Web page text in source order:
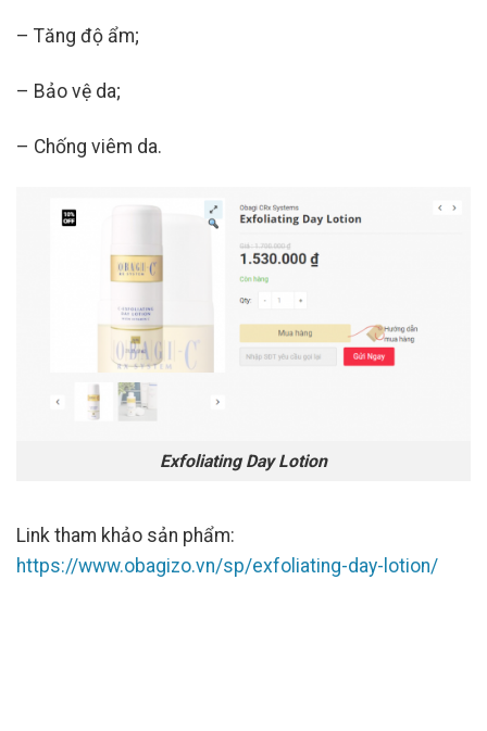
– Tăng độ ẩm;
– Bảo vệ da;
– Chống viêm da.
Exfoliating Day Lotion
Link tham khảo sản phẩm:
https://www.obagizo.vn/sp/exfoliating-day-lotion/